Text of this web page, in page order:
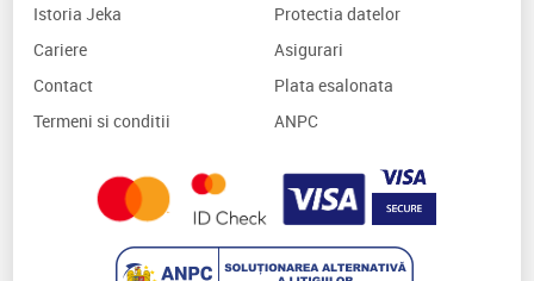
Istoria Jeka
Cariere
Contact
Termeni si conditii
Protectia datelor
Asigurari
Plata esalonata
ANPC